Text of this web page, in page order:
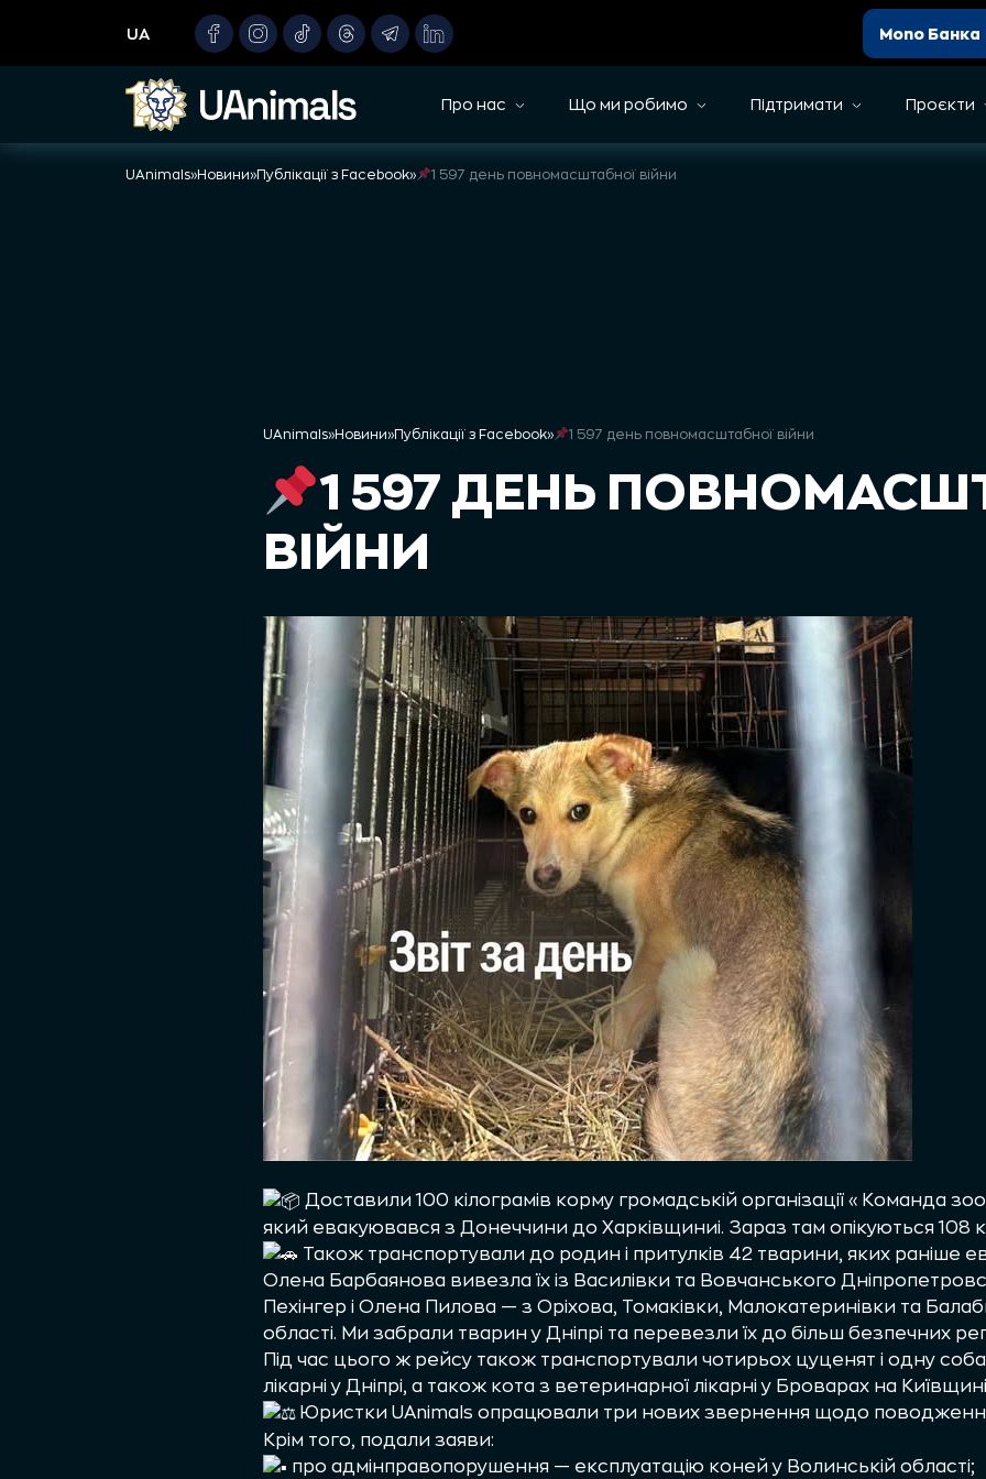
content
UA Mono Банка
Про нас Що ми робимо Підтримати Проєкти
UAnimals»Новини»Публікації з Facebook» 1 597 день повномасштабної війни
UAnimals»Новини»Публікації з Facebook» 1 597 день повномасштабної війни
1 597 ДЕНЬ
ВІЙНИ
Доставили 100 кілограмів корму громадській організації «Команда
який евакуювався з Донеччини до Харківщиниі. Зараз там опікуються 108
Також транспортували до родин і притулків 42 тварини, яких раніше
Олена Барбаянова вивезла їх із Василівки та Вовчанського
Пехінгер і Олена Пилова — з Оріхова, Томаківки, Малокатеринівки та
області. Ми забрали тварин у Дніпрі та перевезли їх до більш безпечних
Під час цього ж рейсу також транспортували чотирьох цуценят і одну
лікарні у Дніпрі, а також кота з ветеринарної лікарні у Броварах на
Юристки UAnimals опрацювали три нових звернення щодо
Крім того, подали заяви:
про адмінправопорушення — експлуатацію коней у Волинській області;